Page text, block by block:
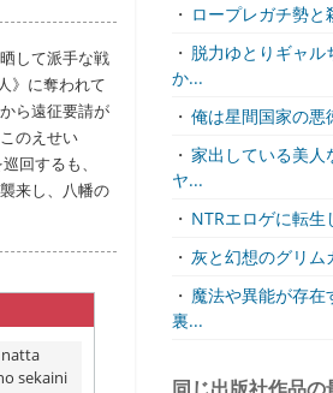
して派手な戦
》に奪われて
ら遠征要請が
のえせい
回するも、
来し、八幡の
sekaini
・ ロープレガチ勢と
・ 脱力ゆとりギャル
か...
・ 俺は星間国家の悪
・ 家出している美人
ヤ...
・ NTRエロゲに転
・ 灰と幻想のグリム
・ 魔法や異能が存在
裏...